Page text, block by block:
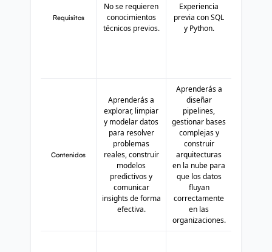
Requisitos
No se requieren
conocimientos
técnicos previos.
Experiencia
previa con SQL
y Python.
Contenidos
Aprenderás a
explorar, limpiar
y modelar datos
para resolver
problemas
reales, construir
modelos
predictivos y
comunicar
insights de forma
efectiva.
Aprenderás a
diseñar
pipelines,
gestionar bases
complejas y
construir
arquitecturas
en la nube para
que los datos
fluyan
correctamente
en las
organizaciones.